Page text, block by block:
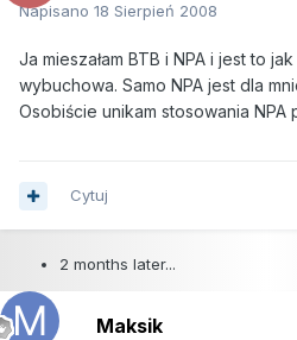
Napisano 18 Sierpień 2008
Ja mieszałam BTB i NPA i jest to
wybuchowa. Samo NPA jest dla
Osobiście unikam stosowania NPA
Cytuj
2 months later...
Maksik